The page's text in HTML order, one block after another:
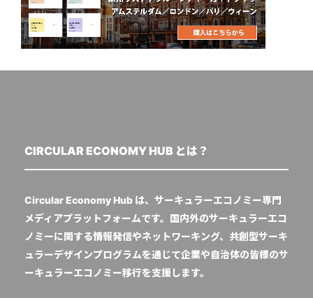
CIRCULAR ECONOMY HUB とは？
Circular Economy Hub は、サーキュラーエコノミー専門
メディアプラットフォームです。国内外のサーキュラーエコ
ノミーに関する情報発信やネットワーキング、共創型サーキ
ュラーデザインプログラムを通じて企業や自治体の皆様のサ
ーキュラーエコノミー移行を支援します。